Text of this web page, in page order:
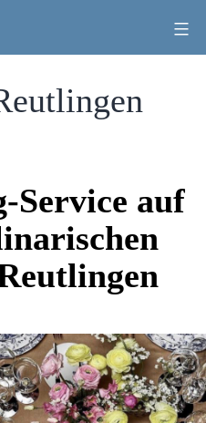
Service auf